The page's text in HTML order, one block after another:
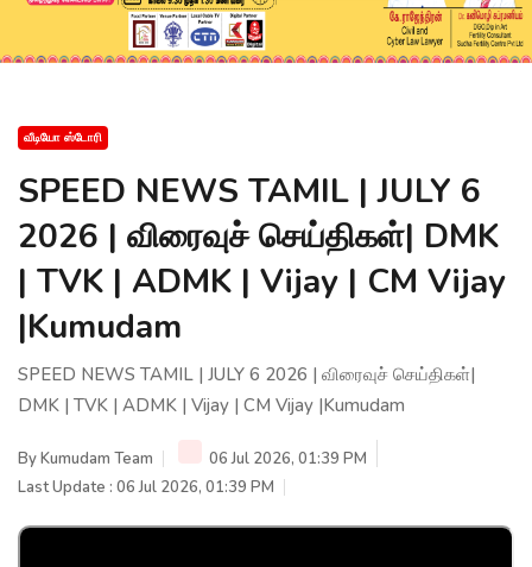
வீடியோ ஸ்டோரி
SPEED NEWS TAMIL | JULY 6
2026 | விரைவுச் செய்திகள்| DMK
| TVK | ADMK | Vijay | CM Vijay
|Kumudam
SPEED NEWS TAMIL | JULY 6 2026 | விரைவுச் செய்திகள்|
DMK | TVK | ADMK | Vijay | CM Vijay |Kumudam
ByKumudam Team
06 Jul 2026, 01:39 PM
Last Update : 06 Jul 2026, 01:39 PM